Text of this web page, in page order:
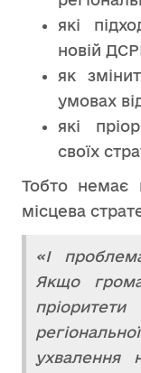
які
новій
як
умовах
які
своїх
Тобто немає
місцева
«І
Якщо
ухвалення